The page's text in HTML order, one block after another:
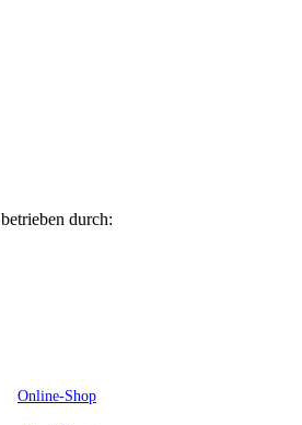
betrieben durch:
Online-Shop